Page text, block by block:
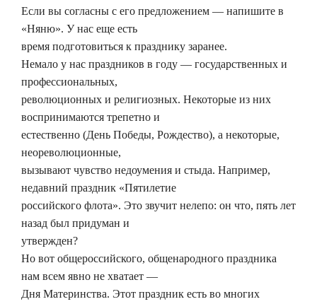
Если вы согласны с его предложением — напишите в
«Няню». У нас еще есть
время подготовиться к празднику заранее.
Немало у нас праздников в году — государственных и
профессиональных,
революционных и религиозных. Некоторые из них
воспринимаются трепетно и
естественно (День Победы, Рождество), а некоторые,
неореволюционные,
вызывают чувство недоумения и стыда. Например,
недавний праздник «Пятилетие
российского флота». Это звучит нелепо: он что, пять лет
назад был придуман и
утвержден?
Но вот общероссийского, общенародного праздника
нам всем явно не хватает —
Дня Материнства. Этот праздник есть во многих